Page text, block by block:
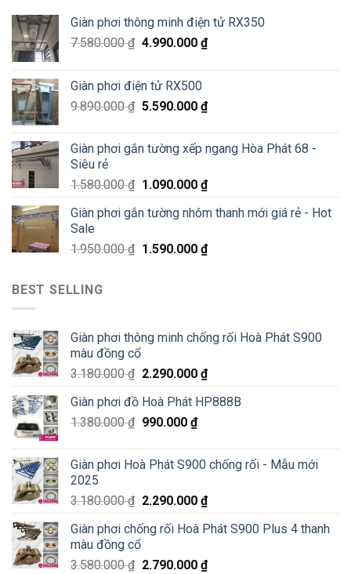
Đống
Đa
Đông
–
Siêu
chỉ
200K
Giàn phơi thông minh điện tử RX350
7.580.000₫ 4.990.000 ₫
Giàn phơi điện tử RX500
9.890.000₫ 5.590.000 ₫
Giàn phơi gắn tường xếp ngang Hòa Phát 68 -
Siêu rẻ
1.580.000₫ 1.090.000 ₫
Giàn phơi gắn tường nhôm thanh mới giá rẻ - Hot
Sale
1.950.000₫ 1.590.000 ₫
BEST SELLING
Giàn phơi thông minh chống rối Hoà Phát S900
màu đồng cổ
3.180.000₫ 2.290.000 ₫
Giàn phơi đồ Hoà Phát HP888B
1.380.000₫ 990.000 ₫
Giàn phơi Hoà Phát S900 chống rối - Mẫu mới
2025
3.180.000₫ 2.290.000 ₫
Giàn phơi chống rối Hoà Phát S900 Plus 4 thanh
màu đồng cổ
3.580.000₫ 2.790.000 ₫